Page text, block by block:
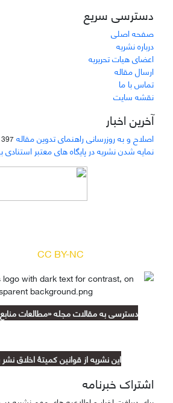
دسترسی سریع
صفحه اصلی
درباره نشریه
اعضای هیات تحریریه
ارسال مقاله
تماس با ما
نقشه سایت
آخرین اخبار
اصلاح و به روزرسانی راهنمای تدوین مقاله 02-24
نمایه شدن نشریه در پایگاه های معتبر استنادی
CC BY-NC
دسترسی به مقالات مجله «مطالعات
این نشریه از قوانین کمیتۀ اخلاق
اشتراک خبرنامه